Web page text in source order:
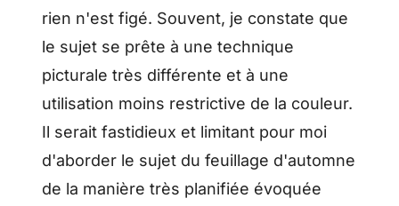
rien n'est figé. Souvent, je constate que
le sujet se prête à une technique
picturale très différente et à une
utilisation moins restrictive de la couleur.
Il serait fastidieux et limitant pour moi
d'aborder le sujet du feuillage d'automne
de la manière très planifiée évoquée